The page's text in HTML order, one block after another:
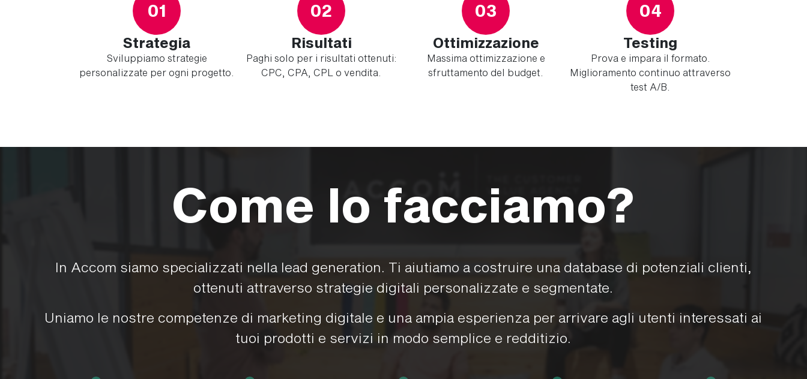
01
Strategia
Sviluppiamo strategie
personalizzate per ogni progetto.
02
Risultati
Paghi solo per i risultati ottenuti:
CPC, CPA, CPL o vendita.
03
Ottimizzazione
Massima ottimizzazione e
sfruttamento del budget.
04
Testing
Prova e impara il formato.
Miglioramento continuo attraverso
test A/B.
Come lo facciamo?
In Accom siamo specializzati nella lead generation. Ti aiutiamo a costruire una database di potenziali clienti,
ottenuti attraverso strategie digitali personalizzate e segmentate.
Uniamo le nostre competenze di marketing digitale e una ampia esperienza per arrivare agli utenti interessati ai
tuoi prodotti e servizi in modo semplice e redditizio.